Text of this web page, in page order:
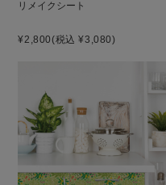
リメイクシート
¥2,800(税込 ¥3,080)